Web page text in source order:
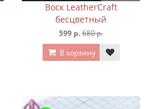
Воск LeatherCraft
бесцветный
599 р.680 р.
В корзину